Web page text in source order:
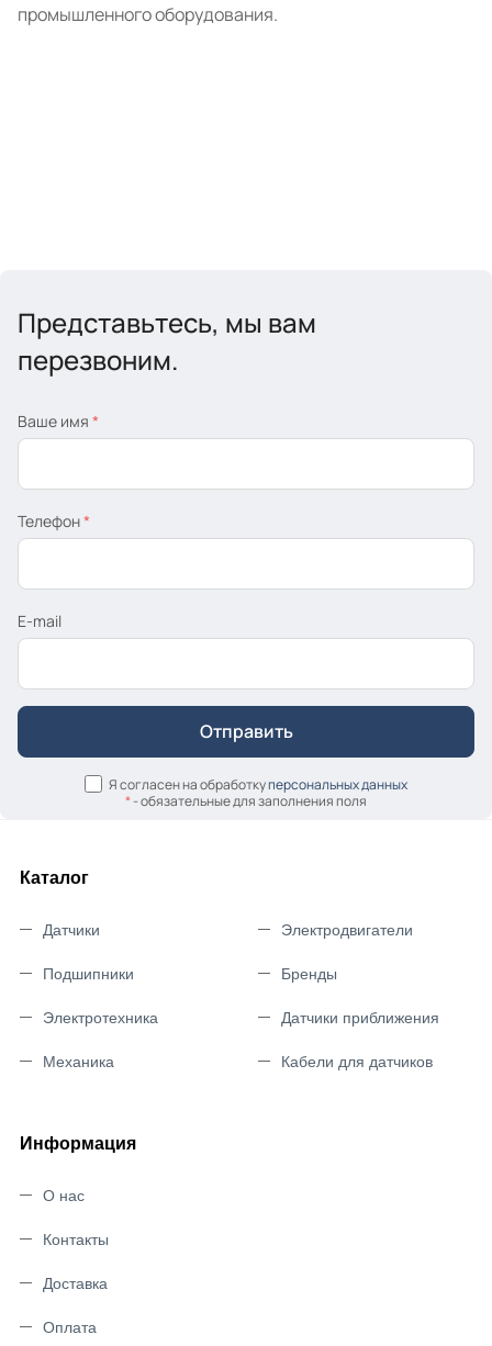
промышленного оборудования.
Представьтесь, мы вам
перезвоним.
Ваше имя *
Телефон*
E-mail
Я согласен на обработкуперсональных данных
*- обязательные для заполнения поля
Каталог
Датчики
Подшипники
Электротехника
Механика
Электродвигатели
Бренды
Датчики приближения
Кабели для датчиков
Информация
О нас
Контакты
Доставка
Оплата